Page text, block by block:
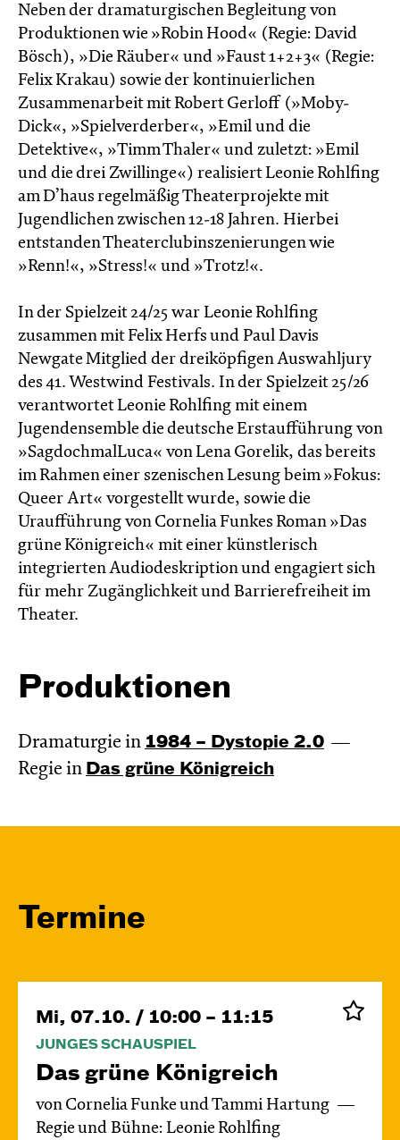
Neben der dramaturgischen Begleitung von
Produktionen wie »Robin Hood« (Regie: David
Bösch), »Die Räuber« und »Faust 1+2+3« (Regie:
Felix Krakau) sowie der kontinuierlichen
Zusammenarbeit mit Robert Gerloff (»Moby-
Dick«, »Spielverderber«, »Emil und die
Detektive«, »Timm Thaler« und zuletzt: »Emil
und die drei Zwillinge«) realisiert Leonie Rohlfing
am D’haus regelmäßig Theaterprojekte mit
Jugendlichen zwischen 12-18 Jahren. Hierbei
entstanden Theaterclubinszenierungen wie
»Renn!«, »Stress!« und »Trotz!«.
In der Spielzeit 24/25 war Leonie Rohlfing
zusammen mit Felix Herfs und Paul Davis
Newgate Mitglied der dreiköpfigen Auswahljury
des 41. Westwind Festivals. In der Spielzeit 25/26
verantwortet Leonie Rohlfing mit einem
Jugendensemble die deutsche Erstaufführung von
»SagdochmalLuca« von Lena Gorelik, das bereits
im Rahmen einer szenischen Lesung beim »Fokus:
Queer Art« vorgestellt wurde, sowie die
Uraufführung von Cornelia Funkes Roman »Das
grüne Königreich« mit einer künstlerisch
integrierten Audiodeskription und engagiert sich
für mehr Zugänglichkeit und Barrierefreiheit im
Theater.
Produktionen
Dramaturgie in 1984 – Dystopie 2.0
Regie in Das grüne König­reich
Termine
Mi, 07.10. / 10:00 – 11:15
JUNGES SCHAUSPIEL
Das grüne König­reich
von Cornelia Funke und Tammi Hartung
Regie und Bühne: Leonie Rohlfing